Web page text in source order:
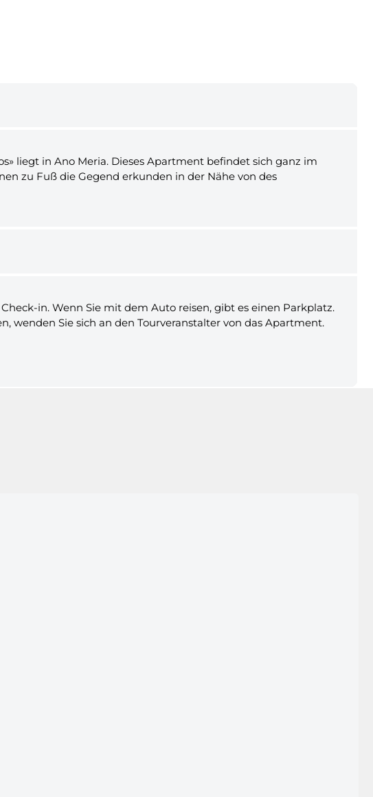
liegt in Ano Meria. Dieses Apartment befindet sich ganz im
zu Fuß die Gegend erkunden in der Nähe von des
in. Wenn Sie mit dem Auto reisen, gibt es einen Parkplatz.
wenden Sie sich an den Tourveranstalter von das Apartment.